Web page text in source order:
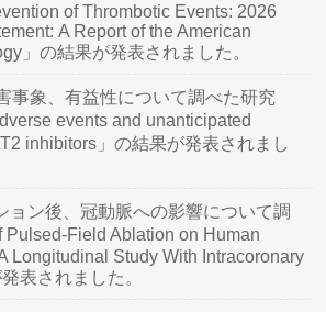
of Thrombotic Events: 2026
A Report of the American
」の結果が発表されました。
事象、有益性について調べた研究
events and unanticipated
inhibitors」の結果が発表されまし
ョン後、冠動脈への影響について調
Pulsed-Field Ablation on Human
Longitudinal Study With Intracoronary
表されました。